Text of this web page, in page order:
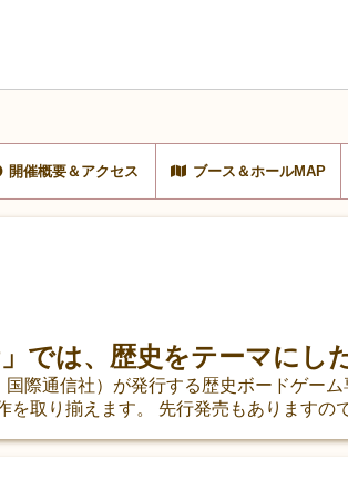
開催概要＆アクセス ブース＆ホールMAP
」では、歴史をテーマにし
際通信社）が発行する歴史ボードゲー
を取り揃えます。 先行発売もありますの